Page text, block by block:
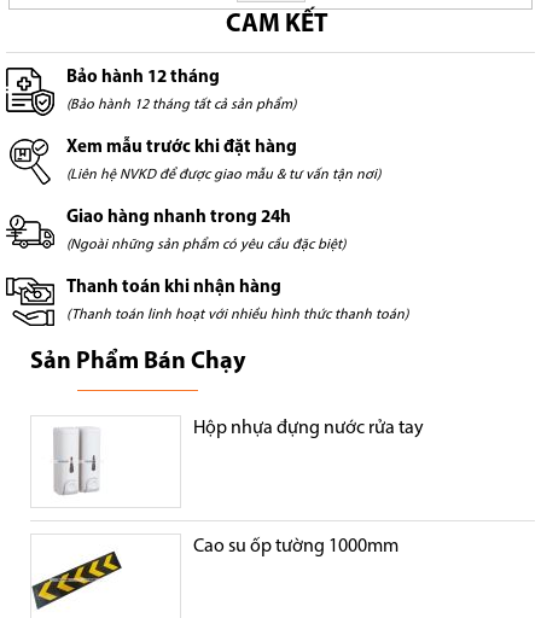
CAM KẾT
Bảo hành 12 tháng
(Bảo hành 12 tháng tất cả sản phẩm)
Xem mẫu trước khi đặt hàng
(Liên hệ NVKD để được giao mẫu & tư vấn tận nơi)
Giao hàng nhanh trong 24h
(Ngoài những sản phẩm có yêu cầu đặc biệt)
Thanh toán khi nhận hàng
(Thanh toán linh hoạt với nhiều hình thức thanh toán)
Sản Phẩm Bán Chạy
Hộp nhựa đựng nước rửa tay
Cao su ốp tường 1000mm